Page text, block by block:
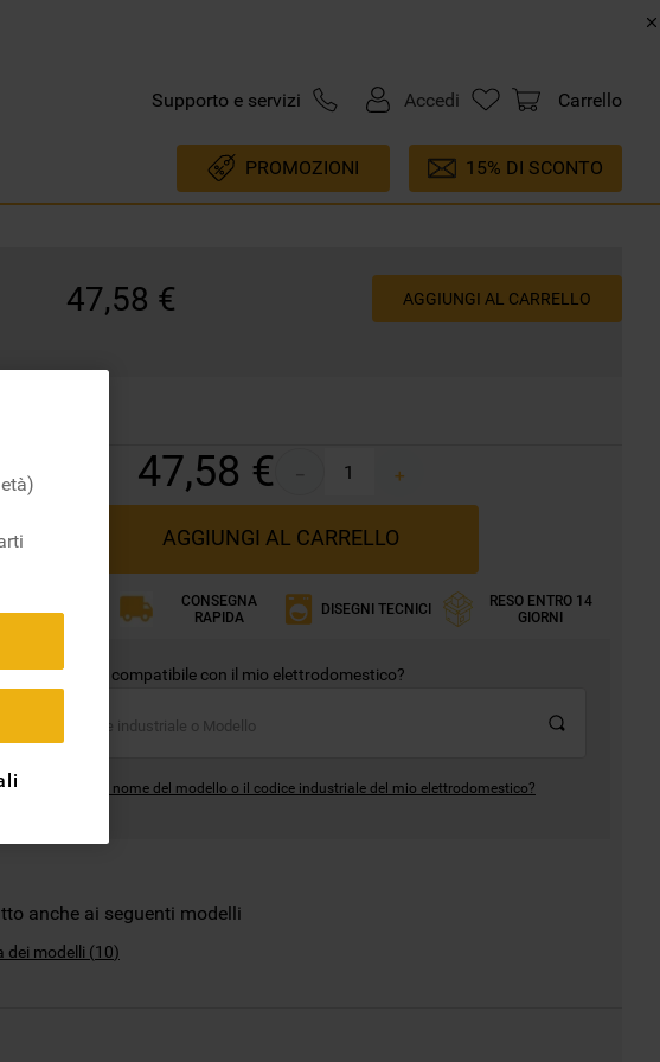
Supporto e servizi Accedi Carrello
PROMOZIONI 15% DI SCONTO
47,58 € AGGIUNGI AL CARRELLO
47,58 € ＋
AGGIUNGI AL CARRELLO
ORIGINALI
CONSEGNA
RAPIDA
DISEGNI TECNICI
RESO ENTRO 14
GIORNI
ricambio è compatibile con il mio elettrodomestico?
posso trovare il nome del modello o il codice industriale del mio elettrodomestico?
anche ai seguenti modelli
dei modelli (10)
e
e